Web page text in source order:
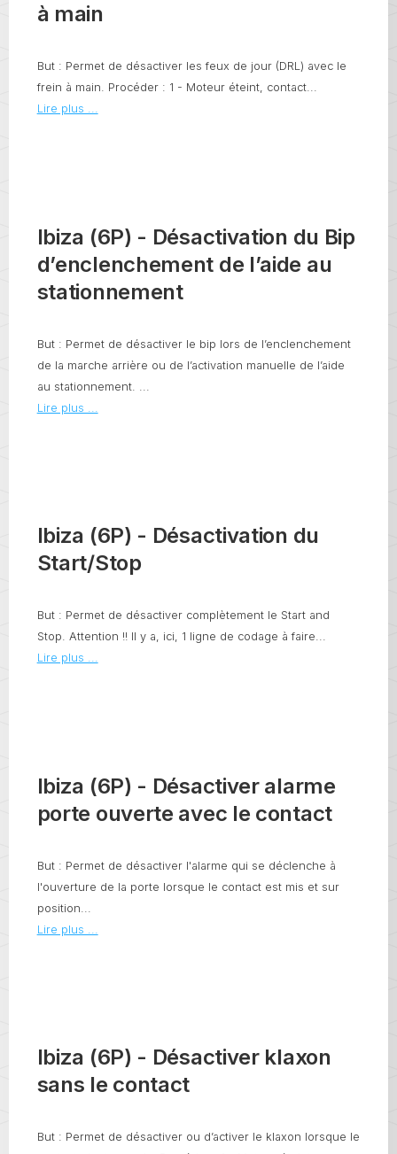
à main
But : Permet de désactiver les feux de jour (DRL) avec le
frein à main. Procéder : 1 - Moteur éteint, contact...
Lire plus ...
Ibiza (6P) - Désactivation du Bip
d’enclenchement de l’aide au
stationnement
But : Permet de désactiver le bip lors de l’enclenchement
de la marche arrière ou de l’activation manuelle de l’aide
au stationnement. ...
Lire plus ...
Ibiza (6P) - Désactivation du
Start/Stop
But : Permet de désactiver complètement le Start and
Stop. Attention !! Il y a, ici, 1 ligne de codage à faire...
Lire plus ...
Ibiza (6P) - Désactiver alarme
porte ouverte avec le contact
But : Permet de désactiver l'alarme qui se déclenche à
l'ouverture de la porte lorsque le contact est mis et sur
position...
Lire plus ...
Ibiza (6P) - Désactiver klaxon
sans le contact
But : Permet de désactiver ou d’activer le klaxon lorsque le